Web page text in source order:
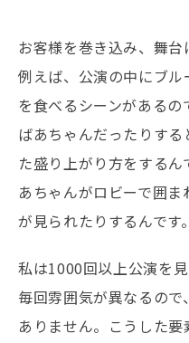
お客様を巻き込み、舞台
例えば、公演の中にブ
を食べるシーンがある
ばあちゃんだったりす
た盛り上がり方をする
あちゃんがロビーで囲
が見られたりするんです。
私は1000回以上公演を
毎回雰囲気が異なるの
ありません。こうした